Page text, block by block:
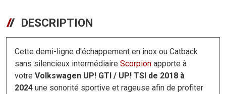
DESCRIPTION
Cette demi-ligne d'échappement en inox ou Catback
sans silencieux intermédiaire Scorpion apporte à
votre Volkswagen UP! GTI / UP! TSI de 2018 à
2024 une sonorité sportive et rageuse afin de profiter